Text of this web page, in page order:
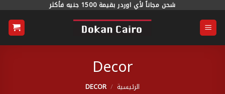
للمحتوى
شحن مجاناً لأي اوردر بقيمة 1500 جنيه فأكثر
Decor
الرئيسية /
DECOR